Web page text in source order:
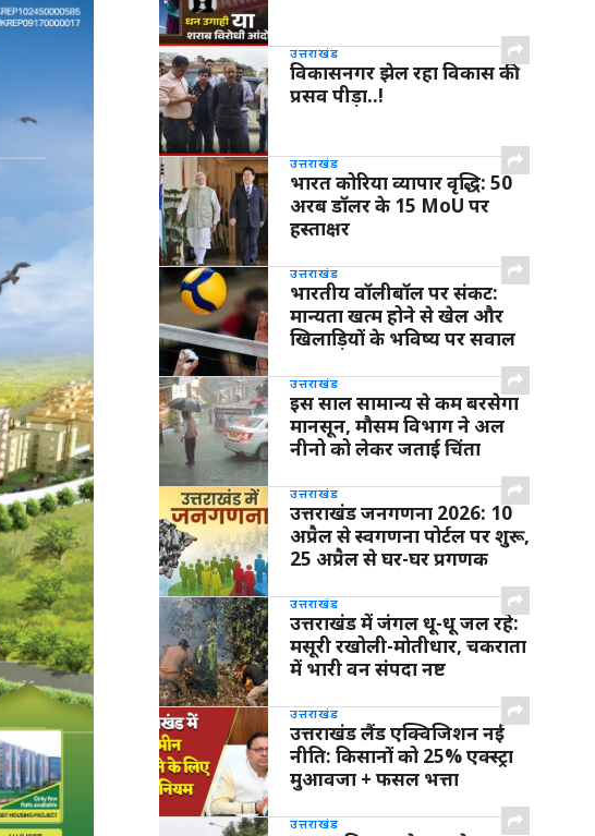
उत्तराखंड
विकासनगर झेल रहा विकास की
प्रसव पीड़ा..!
उत्तराखंड
भारत कोरिया व्यापार वृद्धि: 50
अरब डॉलर के 15 MoU पर
हस्ताक्षर
उत्तराखंड
भारतीय वॉलीबॉल पर संकट:
मान्यता खत्म होने से खेल और
खिलाड़ियों के भविष्य पर सवाल
उत्तराखंड
इस साल सामान्य से कम बरसेगा
मानसून, मौसम विभाग ने अल
नीनो को लेकर जताई चिंता
उत्तराखंड
उत्तराखंड जनगणना 2026: 10
अप्रैल से स्वगणना पोर्टल पर शुरू,
25 अप्रैल से घर-घर प्रगणक
उत्तराखंड
उत्तराखंड में जंगल धू-धू जल रहे:
मसूरी रखोली-मोतीधार, चकराता
में भारी वन संपदा नष्ट
उत्तराखंड
उत्तराखंड लैंड एक्विजिशन नई
नीति: किसानों को 25% एक्स्ट्रा
मुआवजा + फसल भत्ता
उत्तराखंड